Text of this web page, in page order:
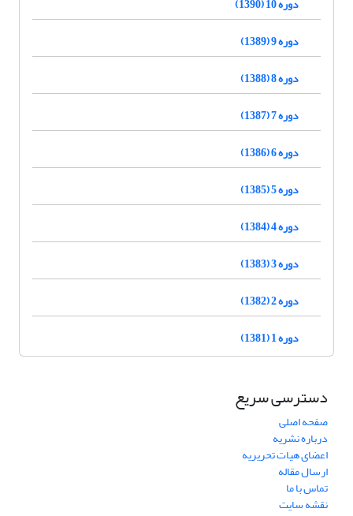
دوره 9 (1389)
دوره 8 (1388)
دوره 7 (1387)
دوره 6 (1386)
دوره 5 (1385)
دوره 4 (1384)
دوره 3 (1383)
دوره 2 (1382)
دوره 1 (1381)
دسترسی سریع
صفحه اصلی
درباره نشریه
اعضای هیات تحریریه
ارسال مقاله
تماس با ما
نقشه سایت